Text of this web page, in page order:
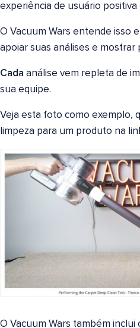
experiência de usuário
O Vacuum Wars entende isso
apoiar suas análises e mostrar
Cada análise vem repleta de
sua equipe.
Veja esta foto como exemplo,
limpeza para um produto na
O Vacuum Wars também